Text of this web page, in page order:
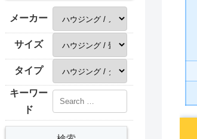
メーカー
サイズ
タイプ
キーワー
ド